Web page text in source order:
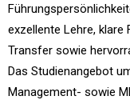
exzellente Lehre, klare
Transfer sowie
Das Studienangebot
Management- sowie